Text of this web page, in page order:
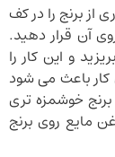
از برنج را در کف
آن قرار دهید.
و این کار را
کار باعث می شود
خوشمزه تری
مایع روی برنج